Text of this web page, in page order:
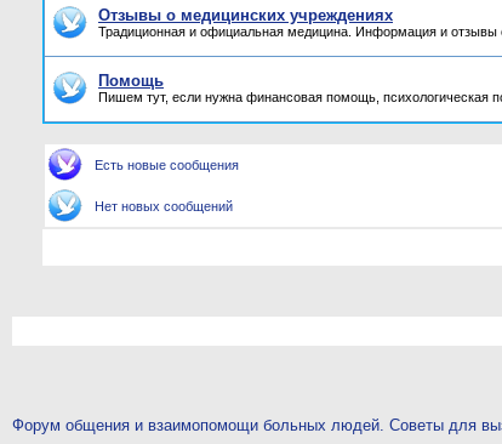
Отзывы о медицинских учреждениях
Традиционная и официальная медицина. Информация и отзывы
Помощь
Пишем тут, если нужна финансовая помощь, психологическая
Есть новые сообщения
Нет новых сообщений
Форум общения и взаимопомощи больных людей. Советы для